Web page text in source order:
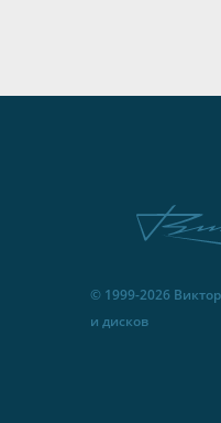
© 1999-2026
и дисков